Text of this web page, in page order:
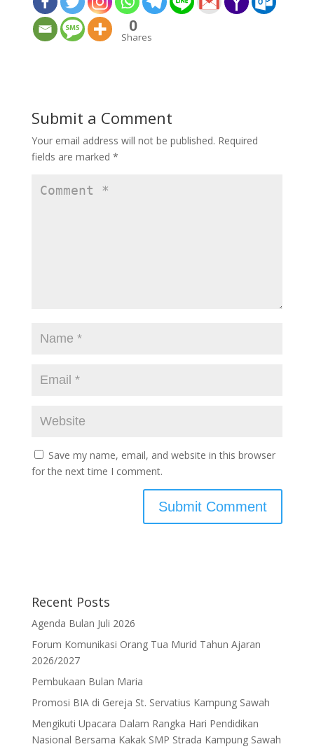
0
Shares
Submit a Comment
Your email address will not be published. Required
fields are marked *
Save my name, email, and website in this browser
for the next time I comment.
Recent Posts
Agenda Bulan Juli 2026
Forum Komunikasi Orang Tua Murid Tahun Ajaran
2026/2027
Pembukaan Bulan Maria
Promosi BIA di Gereja St. Servatius Kampung Sawah
Mengikuti Upacara Dalam Rangka Hari Pendidikan
Nasional Bersama Kakak SMP Strada Kampung Sawah